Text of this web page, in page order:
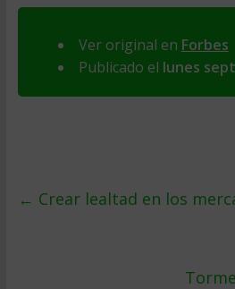
Ver original en Forbes
Publicado el lunes
← Crear lealtad en los